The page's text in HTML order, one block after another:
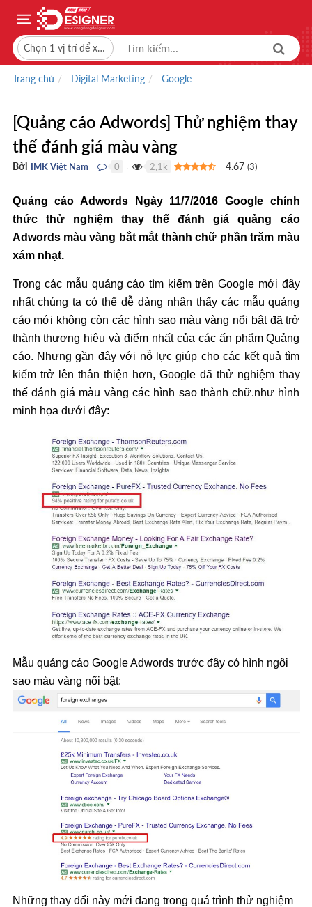
Chọn 1 vị trí để xem giá bán
Trang chủ Digital Marketing Google
[Quảng cáo Adwords] Thử nghiệm thay
thế đánh giá màu vàng
Bởi IMK Việt Nam 0 2,1k 4.67 (3)
Quảng cáo Adwords Ngày 11/7/2016 Google chính
thức thử nghiệm thay thế đánh giá quảng cáo
Adwords màu vàng bắt mắt thành chữ phần trăm màu
xám nhạt.
Trong các mẫu quảng cáo tìm kiếm trên Google mới đây
nhất chúng ta có thể dễ dàng nhận thấy các mẫu quảng
cáo mới không còn các hình sao màu vàng nổi bật đã trở
thành thương hiệu và điểm nhất của các ấn phẩm Quảng
cáo. Nhưng gần đây với nỗ lực giúp cho các kết quả tìm
kiếm trở lên thân thiện hơn, Google đã thử nghiệm thay
thế đánh giá màu vàng các hình sao thành chữ.như hình
minh họa dưới đây:
Mẫu quảng cáo Google Adwords trước đây có hình ngôi
sao màu vàng nổi bật:
Những thay đổi này mới đang trong quá trình thử nghiệm